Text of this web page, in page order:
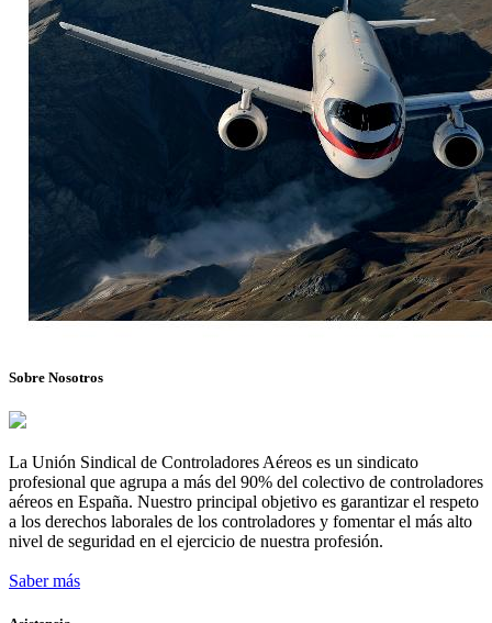
Sobre Nosotros
La Unión Sindical de Controladores Aéreos es un sindicato
profesional que agrupa a más del 90% del colectivo de controladores
aéreos en España. Nuestro principal objetivo es garantizar el respeto
a los derechos laborales de los controladores y fomentar el más alto
nivel de seguridad en el ejercicio de nuestra profesión.
Saber más